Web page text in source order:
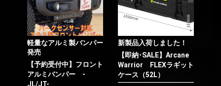
軽量なアルミ製バンパー
発売
【予約受付中】フロント
アルミバンパー -
JL/JT-
新製品入荷しました！
【即納･SALE】Arcane
Warrior FLEXラギット
ケース（52L）